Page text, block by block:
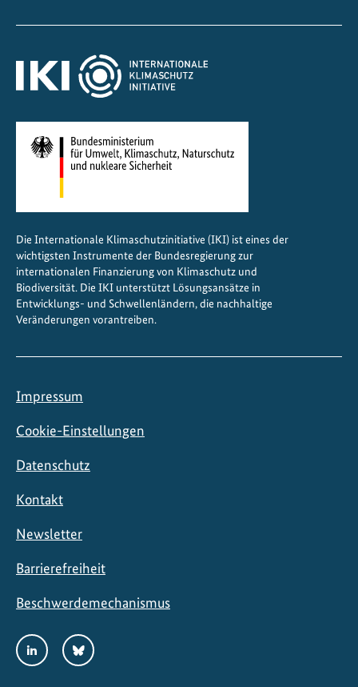
o
p
r
t
Die Internationale Klimaschutzinitiative (IKI) ist eines der
wichtigsten Instrumente der Bundesregierung zur
internationalen Finanzierung von Klimaschutz und
Biodiversität. Die IKI unterstützt Lösungsansätze in
Entwicklungs- und Schwellenländern, die nachhaltige
Veränderungen vorantreiben.
Impressum
Cookie-Einstellungen
Datenschutz
Kontakt
Newsletter
Barrierefreiheit
Beschwerdemechanismus
Social
Media
LinkedInBluesky